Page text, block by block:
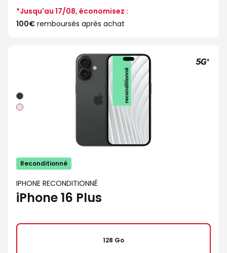
*Jusqu'au 17/08, économisez :
100€ remboursés après achat
Noir
Rose
Reconditionné
IPHONE RECONDITIONNÉ
iPhone 16 Plus
128 Go